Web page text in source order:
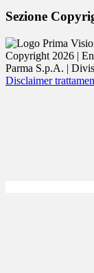
Sezione
Copyright 2026 |
Parma S.p.A. |
Disclaimer